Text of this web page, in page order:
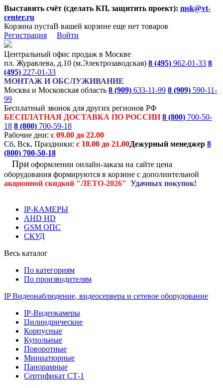
Выставить счёт (сделать КП, защитить проект): msk@vt-
center.ru
Корзина пустаВ вашей корзине еще нет товаров
Регистрация
Войти
Центральный офис продаж в Москве
пл. Журавлева, д.10 (м.Электрозаводская) 8 (495) 962-01-33 8
(495) 227-01-33
МОНТАЖ И ОБСЛУЖИВАНИЕ
Москва и Московская область 8 (909) 633-11-99 8 (909) 590-11-
99
Бесплатный звонок для других регионов РФ
БЕСПЛАТНАЯ ДОСТАВКА ПО РОССИИ 8 (800) 700-50-
18 8 (800) 700-59-18
Рабочие дни: с 09.00 до 22.00
Сб, Вск, Праздники: с 10.00 до 21.00Дежурный менеджер 8
(800) 700-50-18
При оформлении онлайн-заказа на сайте цена
оборудования формируются в корзине с дополнительной
акционной скидкой "ЛЕТО-2026" Удачных покупок!
IP-КАМЕРЫ
AHD HD
GSM ОПС
СКУД
Весь каталог
По категориям
По производителям
IP Видеонаблюдение, видеосервера и сетевое оборудование
IP-Видеокамеры
Цилиндрические
Корпусные
Купольные
Поворотные
Миниатюрные
Панорамные
Сертификат СТ-1